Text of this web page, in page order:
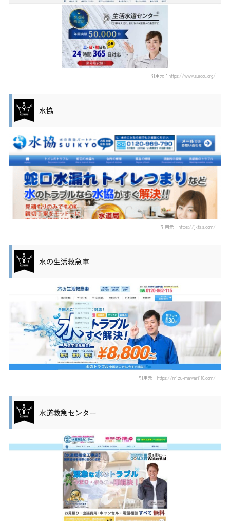
引用元：https://www.suidou.org/
水協
引用元：https://jkfals.com/
水の生活救急車
引用元：https://mizu-mawari110.com/
水道救急センター